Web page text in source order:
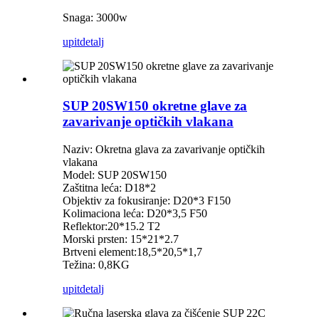
Snaga: 3000w
upitdetalj
SUP 20SW150 okretne glave za
zavarivanje optičkih vlakana
Naziv: Okretna glava za zavarivanje optičkih
vlakana
Model: SUP 20SW150
Zaštitna leća: D18*2
Objektiv za fokusiranje: D20*3 F150
Kolimaciona leća: D20*3,5 F50
Reflektor:20*15.2 T2
Morski prsten: 15*21*2.7
Brtveni element:18,5*20,5*1,7
Težina: 0,8KG
upitdetalj